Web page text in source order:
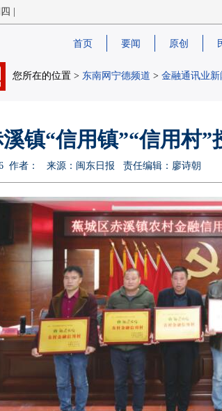
|
首页 要闻 原创
您所在的位置 > 东南网宁德频道 > 金融通讯业新
镇“信用镇”“信用村”
作者： 来源：闽东日报 责任编辑：廖诗朝